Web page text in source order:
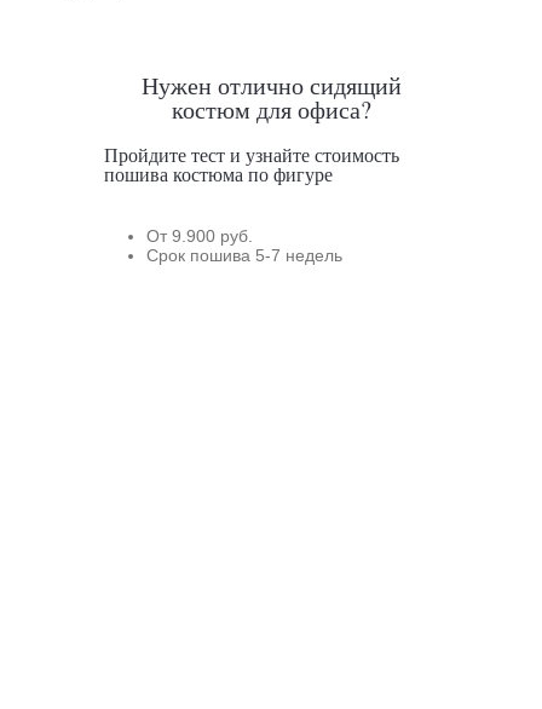
От 9.900 руб.
Срок пошива 5-7 недель
Пройдите тест и узнайте стоимость
пошива костюма по фигуре
Нужен отлично сидящий
костюм для офиса?